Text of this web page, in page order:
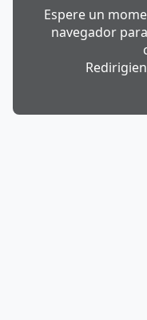
Espere un
navegador